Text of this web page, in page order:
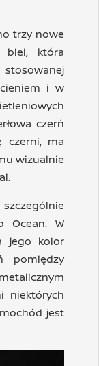
trzy nowe
biel, która
i w
czerń
czerni, ma
wizualnie
Ocean. W
jego kolor
pomiędzy
niektórych
jest